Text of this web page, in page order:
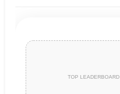
TOP